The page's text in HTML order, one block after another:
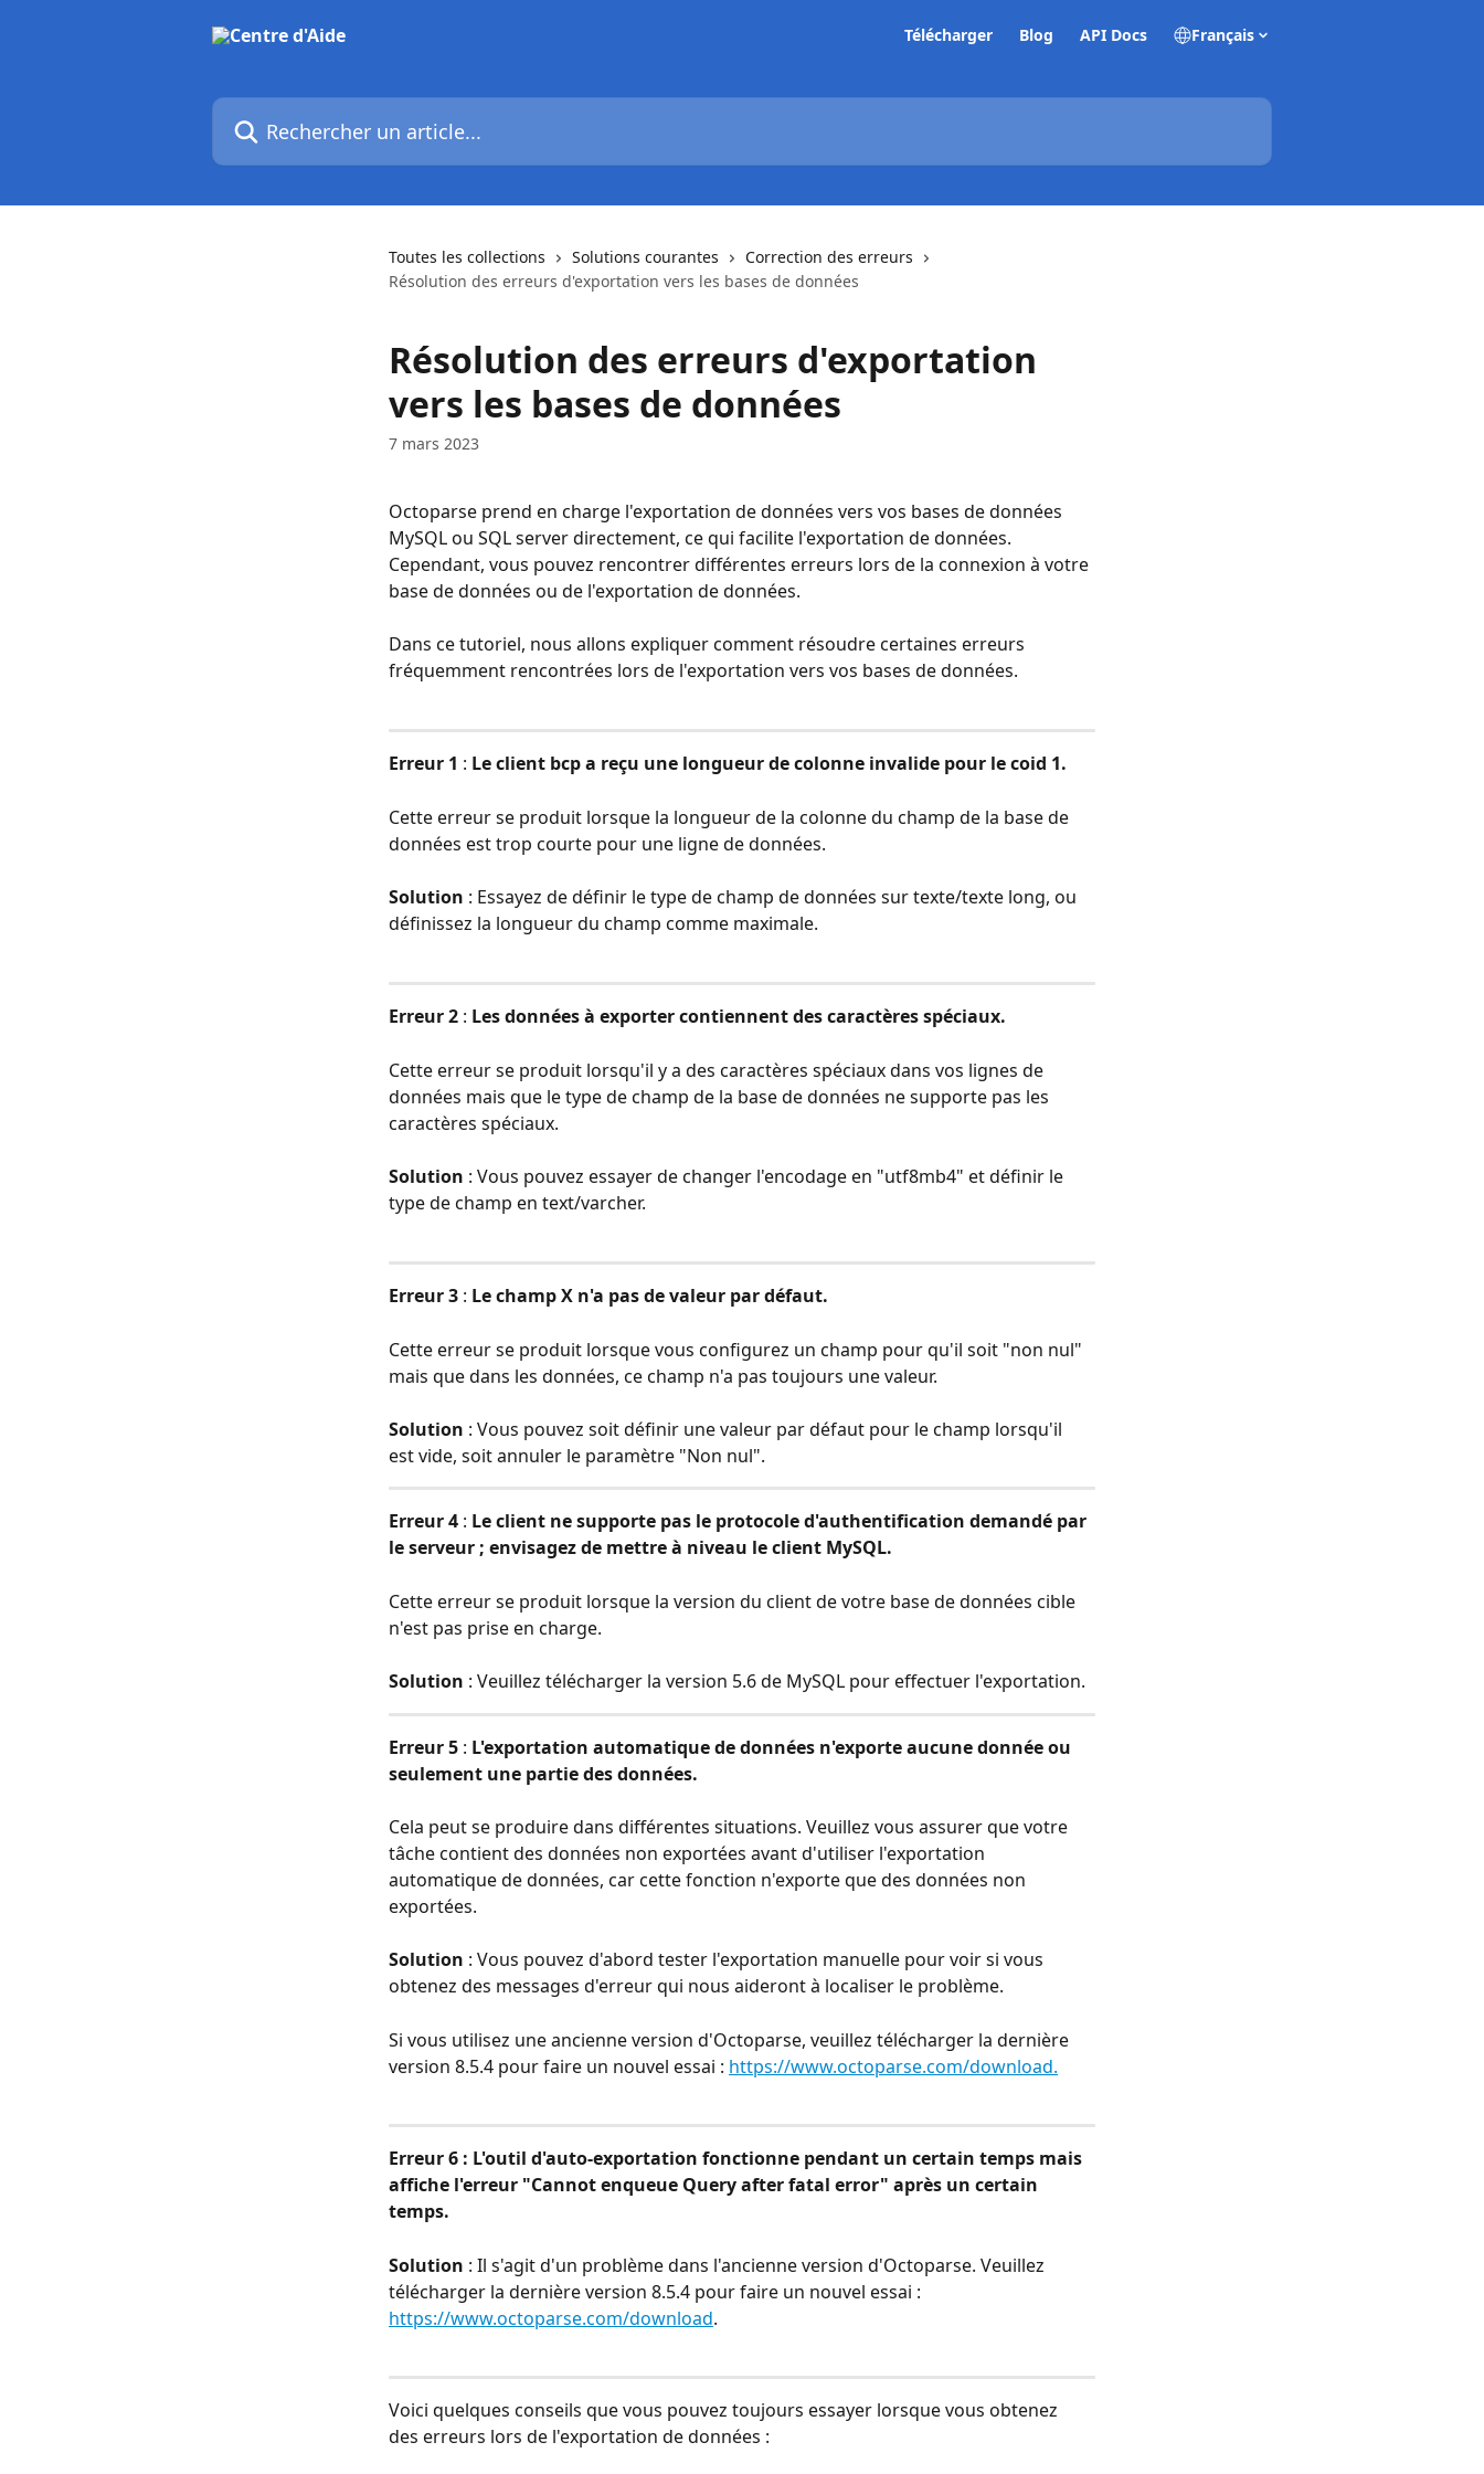
Télécharger Blog API Docs Français
Rechercher un article...
Toutes les collections Solutions courantes
Correction des erreurs
Résolution des erreurs d'exportation vers les bases de données
Résolution des erreurs d'exportation
vers les bases de données
7 mars 2023
Octoparse prend en charge l'exportation de données vers vos bases de données
MySQL ou SQL server directement, ce qui facilite l'exportation de données.
Cependant, vous pouvez rencontrer différentes erreurs lors de la connexion à votre
base de données ou de l'exportation de données.
Dans ce tutoriel, nous allons expliquer comment résoudre certaines erreurs
fréquemment rencontrées lors de l'exportation vers vos bases de données.
Erreur 1 : Le client bcp a reçu une longueur de colonne invalide pour le coid 1.
Cette erreur se produit lorsque la longueur de la colonne du champ de la base de
données est trop courte pour une ligne de données.
Solution : Essayez de définir le type de champ de données sur texte/texte long, ou
définissez la longueur du champ comme maximale.
Erreur 2 : Les données à exporter contiennent des caractères spéciaux.
Cette erreur se produit lorsqu'il y a des caractères spéciaux dans vos lignes de
données mais que le type de champ de la base de données ne supporte pas les
caractères spéciaux.
Solution : Vous pouvez essayer de changer l'encodage en "utf8mb4" et définir le
type de champ en text/varcher.
Erreur 3 : Le champ X n'a pas de valeur par défaut.
Cette erreur se produit lorsque vous configurez un champ pour qu'il soit "non nul"
mais que dans les données, ce champ n'a pas toujours une valeur.
Solution : Vous pouvez soit définir une valeur par défaut pour le champ lorsqu'il
est vide, soit annuler le paramètre "Non nul".
Erreur 4 : Le client ne supporte pas le protocole d'authentification demandé par
le serveur ; envisagez de mettre à niveau le client MySQL.
Cette erreur se produit lorsque la version du client de votre base de données cible
n'est pas prise en charge.
Solution : Veuillez télécharger la version 5.6 de MySQL pour effectuer l'exportation.
Erreur 5 : L'exportation automatique de données n'exporte aucune donnée ou
seulement une partie des données.
Cela peut se produire dans différentes situations. Veuillez vous assurer que votre
tâche contient des données non exportées avant d'utiliser l'exportation
automatique de données, car cette fonction n'exporte que des données non
exportées.
Solution : Vous pouvez d'abord tester l'exportation manuelle pour voir si vous
obtenez des messages d'erreur qui nous aideront à localiser le problème.
Si vous utilisez une ancienne version d'Octoparse, veuillez télécharger la dernière
version 8.5.4 pour faire un nouvel essai : https://www.octoparse.com/download.
Erreur 6 : L'outil d'auto-exportation fonctionne pendant un certain temps mais
affiche l'erreur "Cannot enqueue Query after fatal error" après un certain
temps.
Solution : Il s'agit d'un problème dans l'ancienne version d'Octoparse. Veuillez
télécharger la dernière version 8.5.4 pour faire un nouvel essai :
https://www.octoparse.com/download.
Voici quelques conseils que vous pouvez toujours essayer lorsque vous obtenez
des erreurs lors de l'exportation de données :